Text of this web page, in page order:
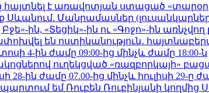
հայտնել է առավոտյան ստացած
Մանրամասներ
ին, «Տեցիկ»-ին ու «Գոջո»-ին
են ոստիկանություն․
4-ին ժամը 09:00-ից մինչև ժամը 18:00-ն
ուղեկցված «ռազբորկայի»
28-ին ժամը 07.00-ից մինչև հուլիսի 29-ը
եմ Ռուբեն Ռուբինյանի կողմից